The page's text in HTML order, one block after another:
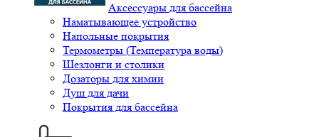
Аксессуары для бассейна
Наматывающее устройство
Напольные покрытия
Термометры (Температура воды)
Шезлонги и столики
Дозаторы для химии
Душ для дачи
Покрытия для бассейна